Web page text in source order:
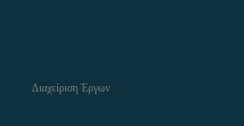
Διαχείριση Έργων